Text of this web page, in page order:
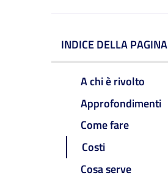
INDICE DELLA PAGINA
A chi è rivolto
Approfondimenti
Come fare
Costi
Cosa serve